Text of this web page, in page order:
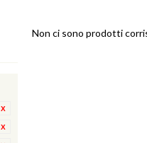
Non ci sono prodotti